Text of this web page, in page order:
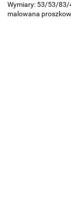
Wymiary: 53/53/83/
malowana